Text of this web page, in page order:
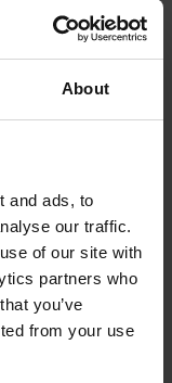
About
and ads, to
our traffic.
of our site with
partners who
you’ve
from your use
Ice
38 kr /mån
miljön ca 29 kg